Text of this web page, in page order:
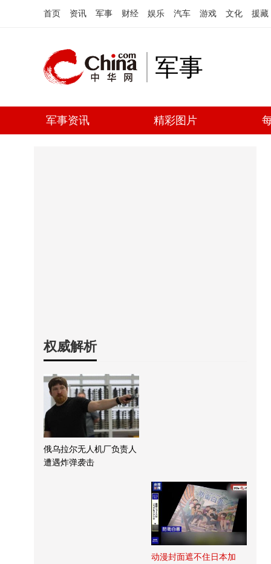
首页 资讯 军事 财经 娱乐 汽车 游戏 文化 援藏
军事
军事资讯 精彩图片
权威解析
俄乌拉尔无人机厂负责人
遭遇炸弹袭击
动漫封面遮不住日本加